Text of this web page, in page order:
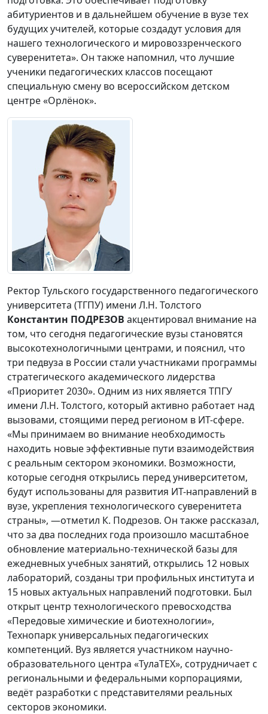
абитуриентов и в дальнейшем обучение в вузе тех
будущих учителей, которые создадут условия для
нашего технологического и мировоззренческого
суверенитета». Он также напомнил, что лучшие
ученики педагогических классов посещают
специальную смену во всероссийском детском
центре «Орлёнок».
Ректор Тульского государственного педагогического
университета (ТГПУ) имени Л.Н. Толстого
Константин ПОДРЕЗОВ акцентировал внимание на
том, что сегодня педагогические вузы становятся
высокотехнологичными центрами, и пояснил, что
три педвуза в России стали участниками программы
стратегического академического лидерства
«Приоритет 2030». Одним из них является ТПГУ
имени Л.Н. Толстого, который активно работает над
вызовами, стоящими перед регионом в ИТ-сфере.
«Мы принимаем во внимание необходимость
находить новые эффективные пути взаимодействия
с реальным сектором экономики. Возможности,
которые сегодня открылись перед университетом,
будут использованы для развития ИТ-направлений в
вузе, укрепления технологического суверенитета
страны», —отметил К. Подрезов. Он также рассказал,
что за два последних года произошло масштабное
обновление материально-технической базы для
ежедневных учебных занятий, открылись 12 новых
лабораторий, созданы три профильных института и
15 новых актуальных направлений подготовки. Был
открыт центр технологического превосходства
«Передовые химические и биотехнологии»,
Технопарк универсальных педагогических
компетенций. Вуз является участником научно-
образовательного центра «ТулаТЕХ», сотрудничает с
региональными и федеральными корпорациями,
ведёт разработки с представителями реальных
секторов экономики.